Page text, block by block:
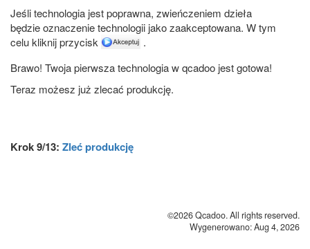
Jeśli technologia jest poprawna, zwieńczeniem dzieła
będzie oznaczenie technologii jako zaakceptowana. W tym
celu kliknij przycisk
.
Brawo! Twoja pierwsza technologia w qcadoo jest gotowa!
Teraz możesz już zlecać produkcję.
Krok 9/13: Zleć produkcję
©2026 Qcadoo. All rights reserved.
Wygenerowano: Aug 4, 2026